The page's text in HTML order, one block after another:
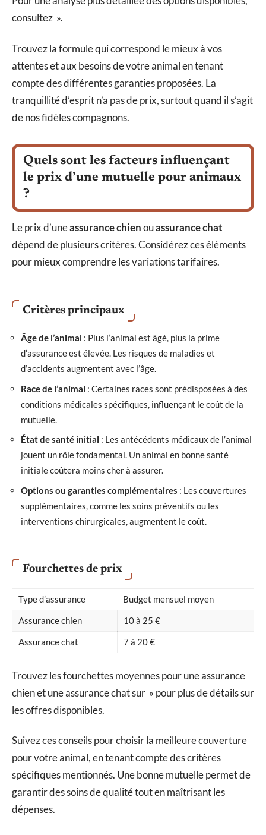
consultez ».
Trouvez la formule qui correspond le mieux à vos
attentes et aux besoins de votre animal en tenant
compte des différentes garanties proposées. La
tranquillité d’esprit n’a pas de prix, surtout quand il s’agit
de nos fidèles compagnons.
Quels sont les facteurs influençant
le prix d’une mutuelle pour animaux
?
Le prix d’uneassurance chienouassurance chat
dépend de plusieurs critères. Considérez ces éléments
pour mieux comprendre les variations tarifaires.
Critères principaux
Âge de l’animal : Plus l’animal est âgé, plus la prime
d’assurance est élevée. Les risques de maladies et
d’accidents augmentent avec l’âge.
Race de l’animal : Certaines races sont prédisposées à des
conditions médicales spécifiques, influençant le coût de la
mutuelle.
État de santé initial : Les antécédents médicaux de l’animal
jouent un rôle fondamental. Un animal en bonne santé
initiale coûtera moins cher à assurer.
Options ou garanties complémentaires : Les couvertures
supplémentaires, comme les soins préventifs ou les
interventions chirurgicales, augmentent le coût.
Fourchettes de prix
Type d’assurance
Budget mensuel moyen
Assurance chien
10 à 25 €
Assurance chat
7 à 20 €
Trouvez les fourchettes moyennes pour une assurance
chien et une assurance chat sur » pour plus de détails sur
les offres disponibles.
Suivez ces conseils pour choisir la meilleure couverture
pour votre animal, en tenant compte des critères
spécifiques mentionnés. Une bonne mutuelle permet de
garantir des soins de qualité tout en maîtrisant les
dépenses.